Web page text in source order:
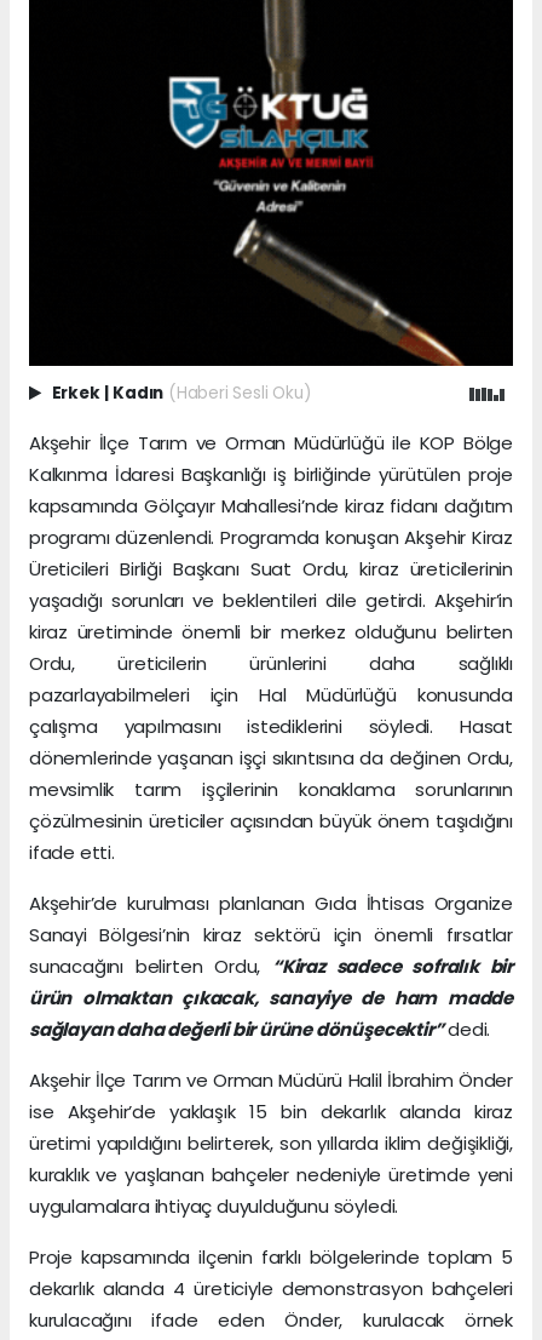
Erkek | Kadın (Haberi Sesli Oku)
Akşehir İlçe Tarım ve Orman Müdürlüğü ile KOP Bölge
Kalkınma İdaresi Başkanlığı iş birliğinde yürütülen proje
kapsamında Gölçayır Mahallesi’nde kiraz fidanı dağıtım
programı düzenlendi. Programda konuşan Akşehir Kiraz
Üreticileri Birliği Başkanı Suat Ordu, kiraz üreticilerinin
yaşadığı sorunları ve beklentileri dile getirdi. Akşehir’in
kiraz üretiminde önemli bir merkez olduğunu belirten
Ordu, üreticilerin ürünlerini daha sağlıklı
pazarlayabilmeleri için Hal Müdürlüğü konusunda
çalışma yapılmasını istediklerini söyledi. Hasat
dönemlerinde yaşanan işçi sıkıntısına da değinen Ordu,
mevsimlik tarım işçilerinin konaklama sorunlarının
çözülmesinin üreticiler açısından büyük önem taşıdığını
ifade etti.
Akşehir’de kurulması planlanan Gıda İhtisas Organize
Sanayi Bölgesi’nin kiraz sektörü için önemli fırsatlar
sunacağını belirten Ordu, “Kiraz sadece sofralık bir
ürün olmaktan çıkacak, sanayiye de ham madde
sağlayan daha değerli bir ürüne dönüşecektir”dedi.
Akşehir İlçe Tarım ve Orman Müdürü Halil İbrahim Önder
ise Akşehir’de yaklaşık 15 bin dekarlık alanda kiraz
üretimi yapıldığını belirterek, son yıllarda iklim değişikliği,
kuraklık ve yaşlanan bahçeler nedeniyle üretimde yeni
uygulamalara ihtiyaç duyulduğunu söyledi.
Proje kapsamında ilçenin farklı bölgelerinde toplam 5
dekarlık alanda 4 üreticiyle demonstrasyon bahçeleri
kurulacağını ifade eden Önder, kurulacak örnek